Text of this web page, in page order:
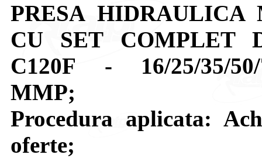
PRESA HIDRAULICA
CU SET COMPLET
C120F - 16/25/35/50/
MMP;
Procedura aplicata:
oferte;